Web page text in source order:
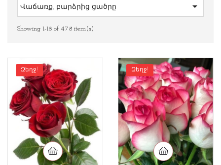
Վաճառք, բարձրից ցածրը 
Showing 1-18 of 478 item(s)
Զեղջ! Զեղջ!